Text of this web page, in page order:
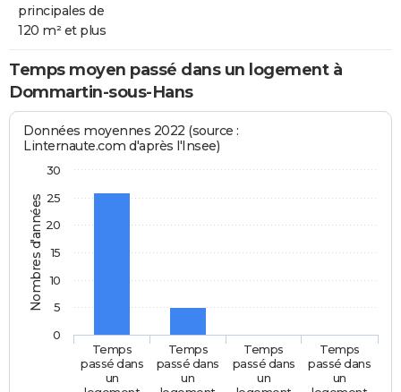
principales de
120 m² et plus
Temps moyen passé dans un logement à
Dommartin-sous-Hans
Nombres d'années
Données moyennes 2022 (source :
Linternaute.com d'après l'Insee)
Temps
passé dans
un
Temps
passé dans
un
Temps
passé dans
un
Temps
passé dans
un
0
5
10
15
20
25
30